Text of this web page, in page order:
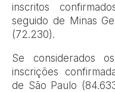
inscritos
seguido de Minas
(72.230).
Se considerados
inscrições
de São Paulo